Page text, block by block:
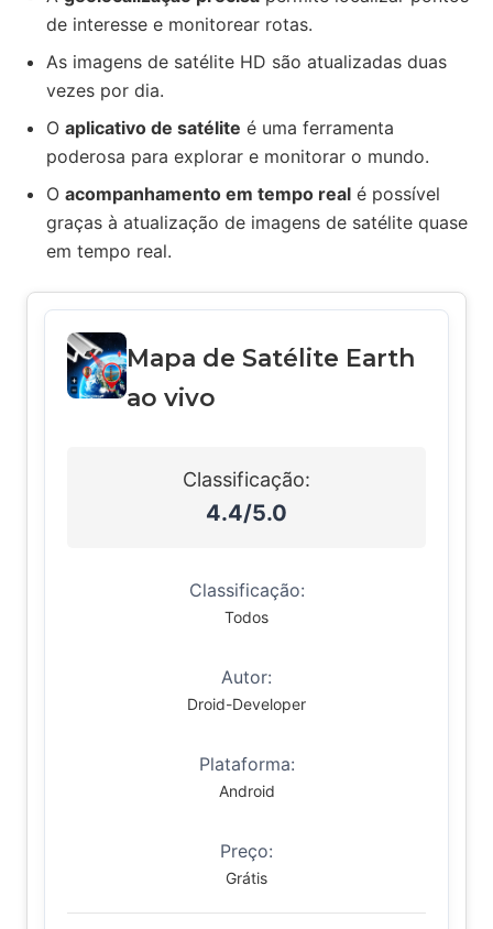
de interesse e monitorear rotas.
As imagens de satélite HD são atualizadas duas
vezes por dia.
O aplicativo de satélite é uma ferramenta
poderosa para explorar e monitorar o mundo.
O acompanhamento em tempo real é possível
graças à atualização de imagens de satélite quase
em tempo real.
Mapa de Satélite Earth
ao vivo
Classificação:
4.4/5.0
Classificação:
Todos
Autor:
Droid-Developer
Plataforma:
Android
Preço:
Grátis